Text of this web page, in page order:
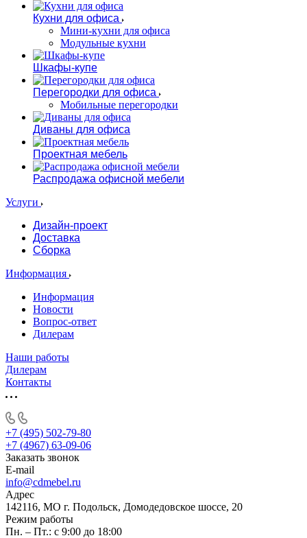
Кухни для офиса
Мини-кухни для офиса
Модульные кухни
Шкафы-купе
Перегородки для офиса
Мобильные перегородки
Диваны для офиса
Проектная мебель
Распродажа офисной мебели
Услуги
Дизайн-проект
Доставка
Сборка
Информация
Информация
Новости
Вопрос-ответ
Дилерам
Наши работы
Дилерам
Контакты
+7 (495) 502-79-80
+7 (4967) 63-09-06
Заказать звонок
E-mail
info@cdmebel.ru
Адрес
142116, МО г. Подольск, Домодедовское шоссе, 20
Режим работы
Пн. – Пт.: с 9:00 до 18:00